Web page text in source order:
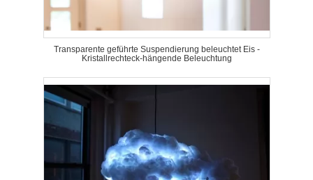
Transparente geführte Suspendierung beleuchtet Eis -
Kristallrechteck-hängende Beleuchtung